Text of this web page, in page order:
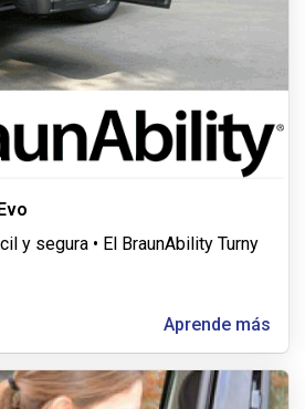
y segura • El BraunAbility Turny
Aprende más